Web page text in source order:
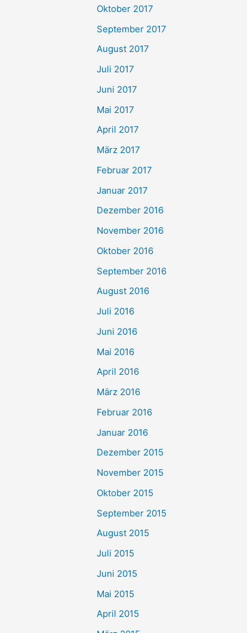
Oktober 2017
September 2017
August 2017
Juli 2017
Juni 2017
Mai 2017
April 2017
März 2017
Februar 2017
Januar 2017
Dezember 2016
November 2016
Oktober 2016
September 2016
August 2016
Juli 2016
Juni 2016
Mai 2016
April 2016
März 2016
Februar 2016
Januar 2016
Dezember 2015
November 2015
Oktober 2015
September 2015
August 2015
Juli 2015
Juni 2015
Mai 2015
April 2015